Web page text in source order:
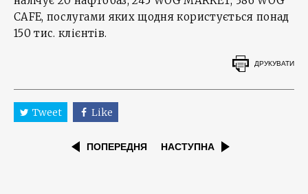
CAFE, послугами яких щодня користується понад
150 тис. клієнтів.
ДРУКУВАТИ
Tweet Like
ПОПЕРЕДНЯ НАСТУПНА